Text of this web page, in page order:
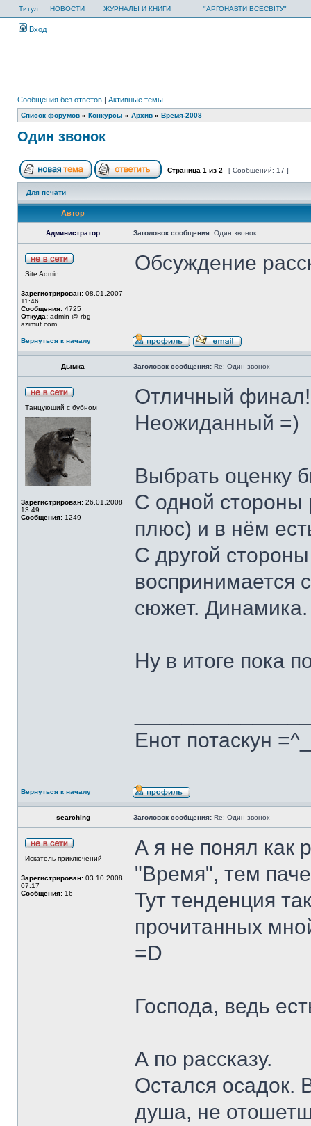
Титул НОВОСТИ ЖУРНАЛЫ И КНИГИ "АРГОНАВТИ ВСЕСВІТУ"
Вход
Сообщения без ответов | Активные темы
Список форумов » Конкурсы » Архив » Время-2008
Один звонок
Страница 1 из 2 [ Сообщений: 17 ]
Для печати
Автор
Администратор Заголовок сообщения: Один звонок
Site Admin
Зарегистрирован: 08.01.2007
11:46
Сообщения: 4725
Откуда: admin @ rbg-
azimut.com
Обсуждение
Вернуться к началу
Дымка Заголовок сообщения: Re: Один звонок
Танцующий с бубном
Зарегистрирован: 26.01.2008
13:49
Сообщения: 1249
Отличный финал!
Неожиданный =)
Выбрать оценку
С одной стороны
плюс) и в нём
С другой
воспринимается
сюжет. Динамика.
Ну в итоге пока
Енот потаскун
Вернуться к началу
searching Заголовок сообщения: Re: Один звонок
Искатель приключений
Зарегистрирован: 03.10.2008
07:17
Сообщения: 16
А я не понял как
"Время", тем
Тут тенденция
прочитанных
=D
Господа, ведь
А по рассказу.
Остался осадок.
душа, не